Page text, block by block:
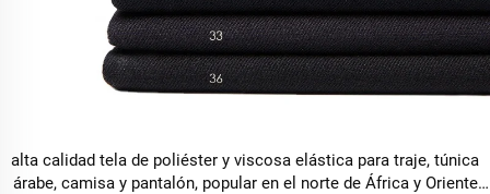
alta calidad tela de poliéster y viscosa elástica para traje, túnica
árabe, camisa y pantalón, popular en el norte de África y Oriente